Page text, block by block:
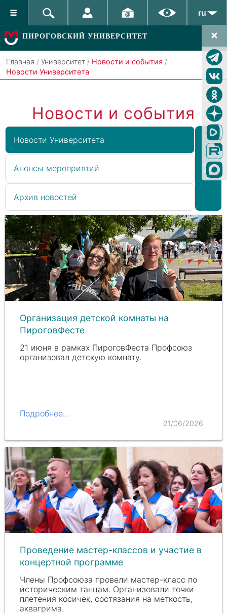
ru
ПИРОГОВСКИЙ УНИВЕРСИТЕТ
Главная / Университет / Новости и события /
Новости Университета
Новости и события
Новости Университета
Анонсы мероприятий
Архив новостей
Организация детской комнаты на
ПироговФесте
21 июня в рамках ПироговФеста Профсоюз
организовал детскую комнату.
Подробнее...
21/06/2026
Проведение мастер-классов и участие в
концертной программе
Члены Профсоюза провели мастер-класс по
историческим танцам. Организовали точки
плетения косичек, состязания на меткость,
аквагрима.